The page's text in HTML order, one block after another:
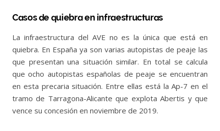
Casos de quiebra en infraestructuras
La infraestructura del AVE no es la única que está en
quiebra. En España ya son varias autopistas de peaje las
que presentan una situación similar. En total se calcula
que ocho autopistas españolas de peaje se encuentran
en esta precaria situación. Entre ellas está la Ap-7 en el
tramo de Tarragona-Alicante que explota Abertis y que
vence su concesión en noviembre de 2019.